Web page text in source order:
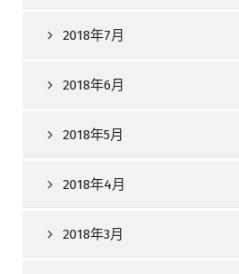
2018年7月
2018年6月
2018年5月
2018年4月
2018年3月